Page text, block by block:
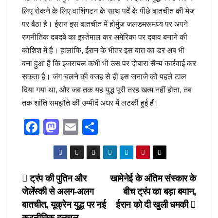
लिए रोकने के लिए वाशिंगटन के साथ पर्दे के पीछे बातचीत की मेज
पर बैठा है। ईरान इस बातचीत में होर्मुज जलडमरूमध्य पर अपने
रणनीतिक दबदबे का इस्तेमाल कर अमेरिका पर दबाव बनाने की
कोशिश में है। हालांकि, ईरान के भीतर इस बात का डर अब भी
बना हुआ है कि इजरायल कभी भी उस पर दोबारा सैन्य कार्रवाई कर
सकता है। जंग चलने की वजह से ही इस जनाजे को पहले टाल
दिया गया था, और जब तक यह युद्ध पूरी तरह खत्म नहीं होता, तब
तक शांति समझौते की उम्मीदें अधर में लटकी हुई हैं।
F
e
b
o
M
a
st
o
d
o
E
m
ail
h
ar
Post
navigation
खामेनेई के अंतिम संस्कार के
बीच ट्रंप का बड़ा बयान,
ईरान को दी खुली धमकी
ट्रंप की पुतिन और
जेलेंस्की से अलग-अलग
बातचीत, यूक्रेन युद्ध पर नई